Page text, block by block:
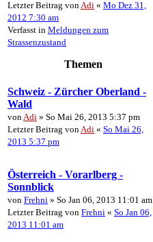
Letzter Beitrag von Adi « Mo Dez 31,
2012 7:30 am
Verfasst in Meldungen zum
Strassenzustand
Themen
Schweiz - Zürcher Oberland -
Wald
von Adi » So Mai 26, 2013 5:37 pm
Letzter Beitrag von Adi « So Mai 26,
2013 5:37 pm
Österreich - Vorarlberg -
Sonnblick
von Frehni » So Jan 06, 2013 11:01 am
Letzter Beitrag von Frehni « So Jan 06,
2013 11:01 am